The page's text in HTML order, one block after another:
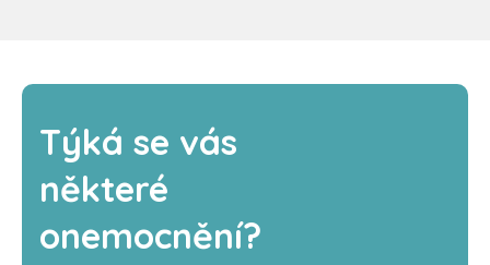
Týká se vás
některé
onemocnění?